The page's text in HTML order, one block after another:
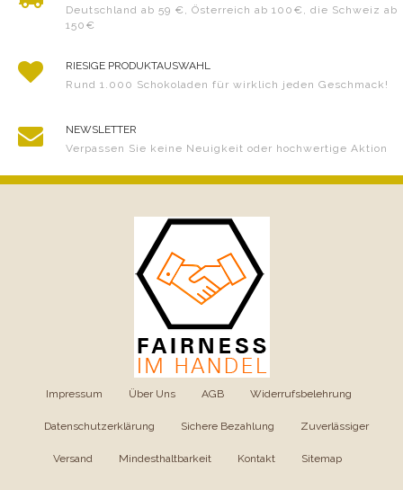
Deutschland ab 59 €, Österreich ab 100€, die Schweiz ab
150€
RIESIGE PRODUKTAUSWAHL
Rund 1.000 Schokoladen für wirklich jeden Geschmack!
NEWSLETTER
Verpassen Sie keine Neuigkeit oder hochwertige Aktion
Impressum Über Uns AGB Widerrufsbelehrung
Datenschutzerklärung Sichere Bezahlung Zuverlässiger
Versand Mindesthaltbarkeit Kontakt Sitemap